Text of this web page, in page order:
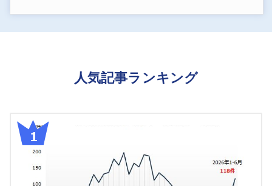
人気記事ランキング